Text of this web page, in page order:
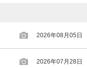
2026年08月05日
2026年07月28日